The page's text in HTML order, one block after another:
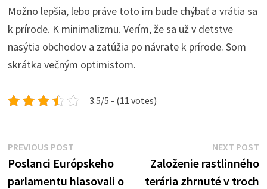
Možno lepšia, lebo práve toto im bude chýbať a vrátia sa
k prírode. K minimalizmu. Verím, že sa už v detstve
nasýtia obchodov a zatúžia po návrate k prírode. Som
skrátka večným optimistom.
3.5/5 - (11 votes)
Post
navigation
PREVIOUS POSTPrevious
post:
Poslanci Európskeho
parlamentu hlasovali o
NEXT POST
Založenie rastlinného
terária zhrnuté v troch